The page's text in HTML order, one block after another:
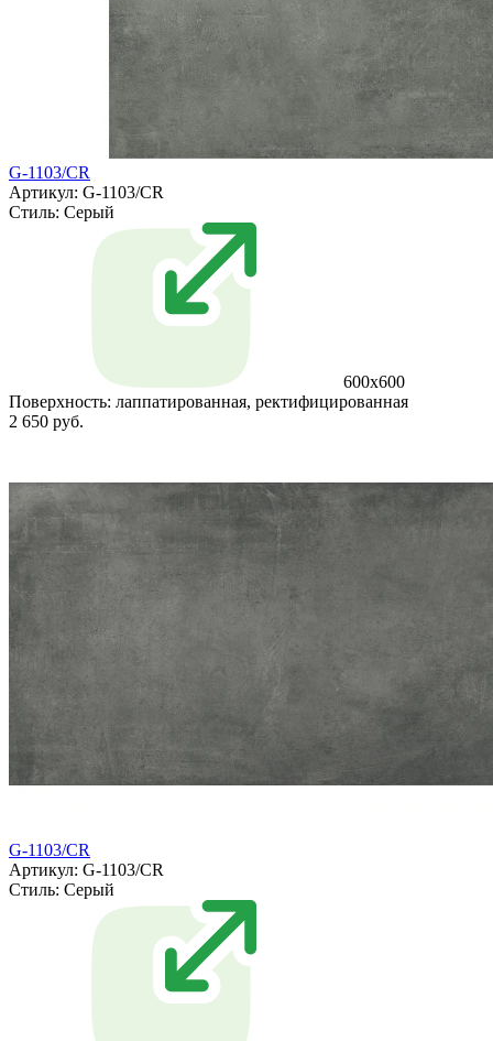
G-1103/CR
Артикул: G-1103/CR
Стиль: Серый
600x600
Поверхность: лаппатированная, ректифицированная
2 650 руб.
G-1103/CR
Артикул: G-1103/CR
Стиль: Серый